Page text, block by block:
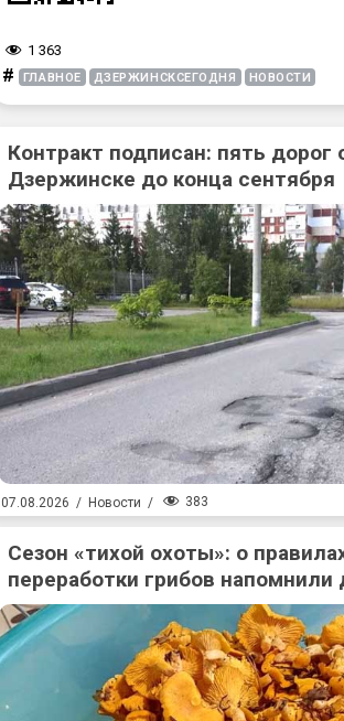
1 363
# ГЛАВНОЕ ДЗЕРЖИНСКСЕГОДНЯ НОВОСТИ
Контракт подписан: пять
Дзержинске до конца сентября
07.08.2026 / Новости / 383
Сезон «тихой охоты»: о
переработки грибов